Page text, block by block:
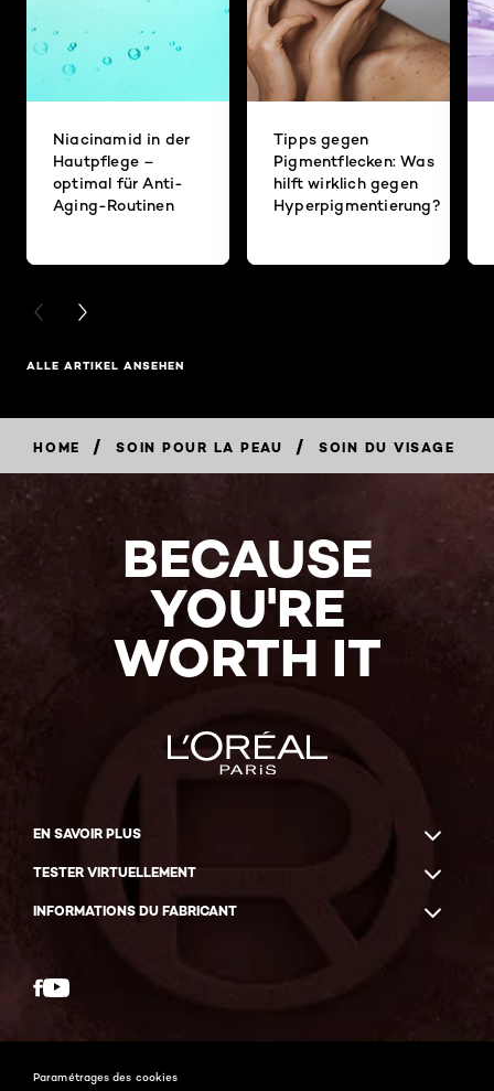
Niacinamid in der
Hautpflege –
optimal für Anti-
Aging-Routinen
Tipps gegen
Pigmentflecken: Was
hilft wirklich gegen
Hyperpigmentierung?
PREVIOUS CARD
NEXT CARD
ALLE ARTIKEL ANSEHEN
HOME / SOIN POUR LA PEAU / SOIN DU VISAGE
BECAUSE
YOU'RE
WORTH IT
EN SAVOIR PLUS
TESTER VIRTUELLEMENT
INFORMATIONS DU FABRICANT
Paramétrages des cookies